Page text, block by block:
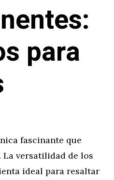
para
fascinante que
versatilidad de los
ideal para resaltar